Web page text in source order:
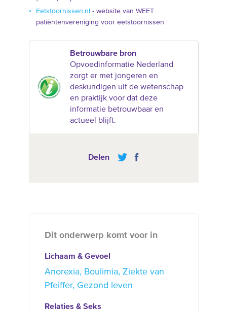
Eetstoornissen.nl - website van WEET
patiëntenvereniging voor eetstoornissen
Betrouwbare bron
Opvoedinformatie Nederland
zorgt er met jongeren en
deskundigen uit de wetenschap
en praktijk voor dat deze
informatie betrouwbaar en
actueel blijft.
Delen
Dit onderwerp komt voor in
Lichaam & Gevoel
Anorexia Boulimia Ziekte van
Pfeiffer Gezond leven
Relaties & Seks